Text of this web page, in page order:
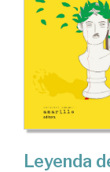
Leyenda